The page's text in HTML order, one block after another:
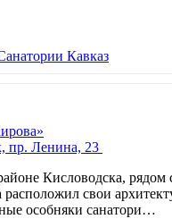
Кавказ
пр. Ленина, 23
Кисловодска, рядом
расположил свои
особняки санатори…